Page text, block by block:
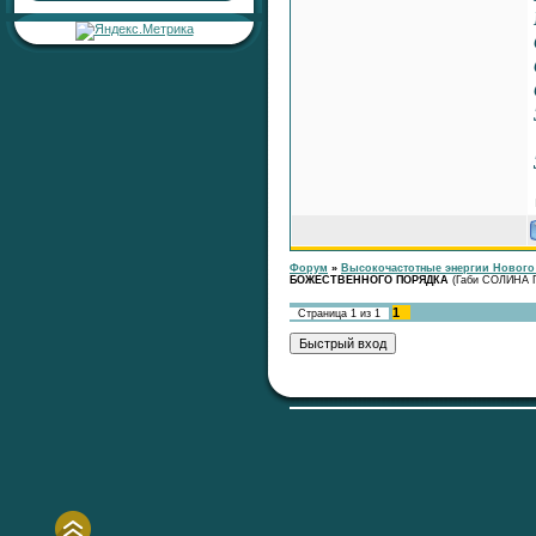
сердцу»
Раздел:Любовь, Семейные
Форум » Высокочастотные энергии
БОЖЕСТВЕННОГО ПОРЯДКА (Габи СОЛИНА
Страница 1 из 1
1